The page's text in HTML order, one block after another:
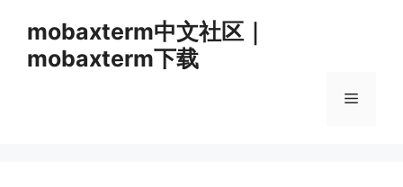
mobaxterm中文社区｜
mobaxterm下载
菜